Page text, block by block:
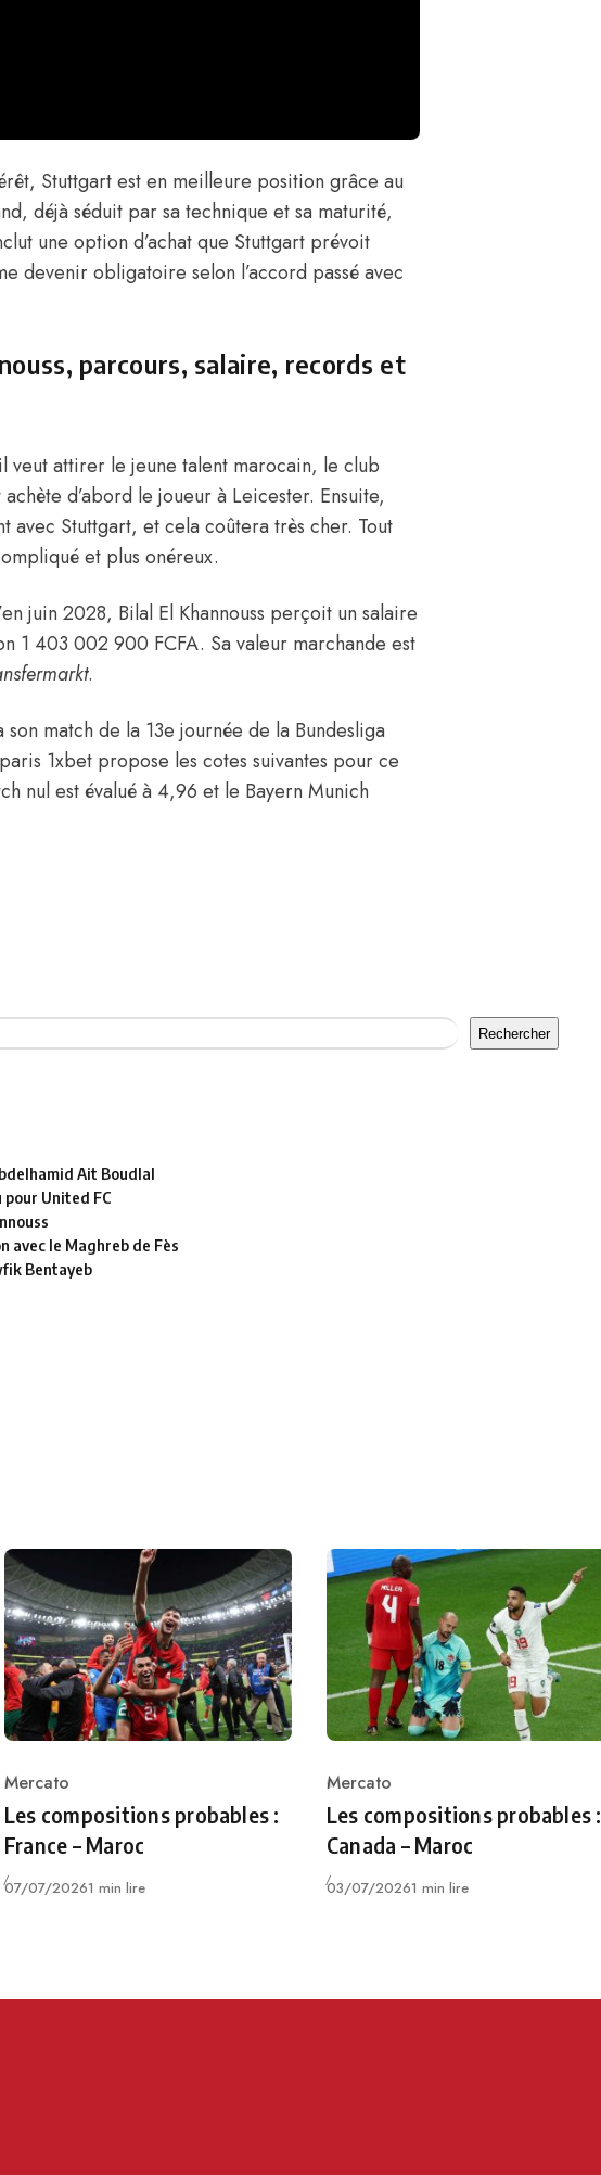
Stuttgart est en meilleure position grâce au
déjà séduit par sa technique et sa maturité,
une option d’achat que Stuttgart prévoit
devenir obligatoire selon l’accord passé avec
parcours, salaire, records et
veut attirer le jeune talent marocain, le club
d’abord le joueur à Leicester. Ensuite,
Stuttgart, et cela coûtera très cher. Tout
et plus onéreux.
juin 2028, Bilal El Khannouss perçoit un salaire
1 403 002 900 FCFA. Sa valeur marchande est
.
match de la 13e journée de la Bundesliga
1xbet propose les cotes suivantes pour ce
nul est évalué à 4,96 et le Bayern Munich
Rechercher
Ait Boudlal
pour United FC
avec le Maghreb de Fès
Bentayeb
Category
Mercato
Les compositions probables :
France – Maroc
Publié
07/07/20261 min lire
Category
Mercato
Les compositions probables :
Canada – Maroc
Publié
03/07/20261 min lire